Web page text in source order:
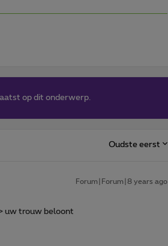
op dit onderwerp.
Oudste eerst
Forum|Forum|8 years ago
uw trouw beloont